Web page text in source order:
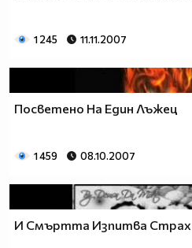
1 245 11.11.2007
Посветено На Един Лъжец
1 459 08.10.2007
И Смъртта Изпитва Страх